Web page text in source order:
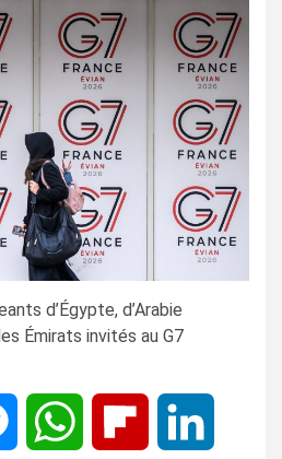
d’Égypte, d’Arabie
Émirats invités au G7
MessengerWhatsApp Flipboard